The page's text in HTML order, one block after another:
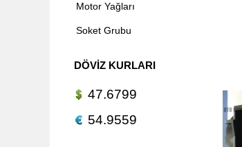
Motor Yağları
Soket Grubu
DÖVIZ KURLARI
47.6799
54.9559